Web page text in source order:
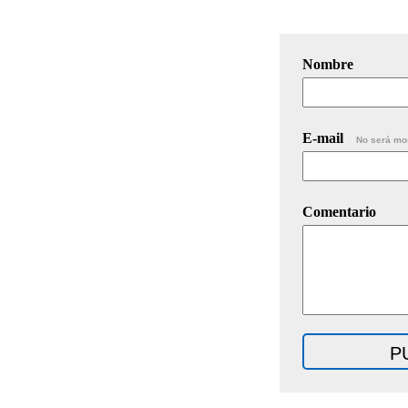
Nombre
E-mail No será
Comentario